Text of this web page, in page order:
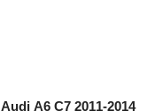
A6 C7 2011-2014